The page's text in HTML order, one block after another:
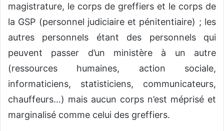
magistrature, le corps de greffiers et le corps de
la GSP (personnel judiciaire et pénitentiaire) ; les
autres personnels étant des personnels qui
peuvent passer d’un ministère à un autre
(ressources humaines, action sociale,
informaticiens, statisticiens, communicateurs,
chauffeurs…) mais aucun corps n’est méprisé et
marginalisé comme celui des greffiers.